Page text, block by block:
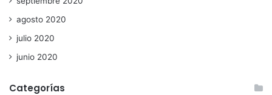
agosto 2020
julio 2020
junio 2020
Categorías